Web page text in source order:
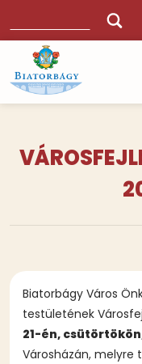
tartalomra
Biatorbágy Város
testületének
21-én,
Városházán,